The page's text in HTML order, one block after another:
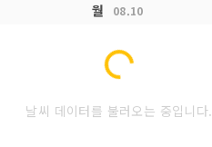
월 08.10
Loading...
날씨 데이터를 불러오는 중입니다.